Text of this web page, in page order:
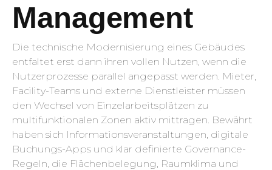
Management
Die technische Modernisierung eines Gebäudes
entfaltet erst dann ihren vollen Nutzen, wenn die
Nutzerprozesse parallel angepasst werden. Mieter,
Facility-Teams und externe Dienstleister müssen
den Wechsel von Einzelarbeitsplätzen zu
multifunktionalen Zonen aktiv mittragen. Bewährt
haben sich Informationsveranstaltungen, digitale
Buchungs-Apps und klar definierte Governance-
Regeln, die Flächenbelegung, Raumklima und